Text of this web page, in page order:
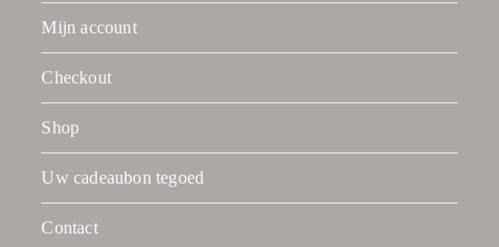
Mijn account
Checkout
Shop
Uw cadeaubon tegoed
Contact